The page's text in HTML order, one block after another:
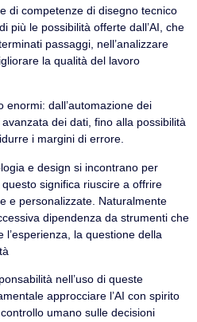
di competenze di disegno tecnico
più le possibilità offerte dall’AI, che
passaggi, nell’analizzare
la qualità del lavoro
dall’automazione dei
dei dati, fino alla possibilità
i margini di errore.
e design si incontrano per
significa riuscire a offrire
e personalizzate. Naturalmente
dipendenza da strumenti che
la questione della
nell’uso di queste
approcciare l’AI con spirito
umano sulle decisioni